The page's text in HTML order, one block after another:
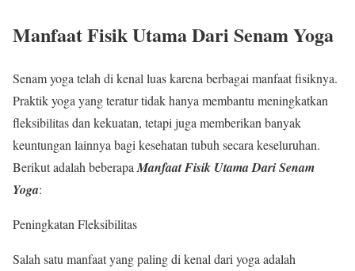
Manfaat Fisik Utama Dari Senam Yoga
Senam yoga telah di kenal luas karena berbagai manfaat fisiknya.
Praktik yoga yang teratur tidak hanya membantu meningkatkan
fleksibilitas dan kekuatan, tetapi juga memberikan banyak
keuntungan lainnya bagi kesehatan tubuh secara keseluruhan.
Berikut adalah beberapa Manfaat Fisik Utama Dari Senam
Yoga:
Peningkatan Fleksibilitas
Salah satu manfaat yang paling di kenal dari yoga adalah